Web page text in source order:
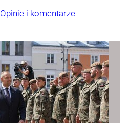
Opinie i komentarze